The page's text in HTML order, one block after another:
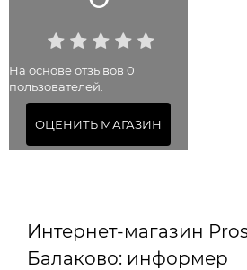
На основе отзывов 0
пользователей.
ОЦЕНИТЬ МАГАЗИН
Интернет-магазин
Балаково: информер